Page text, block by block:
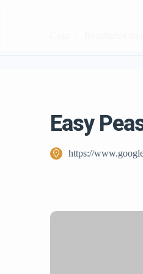
Easy
https://